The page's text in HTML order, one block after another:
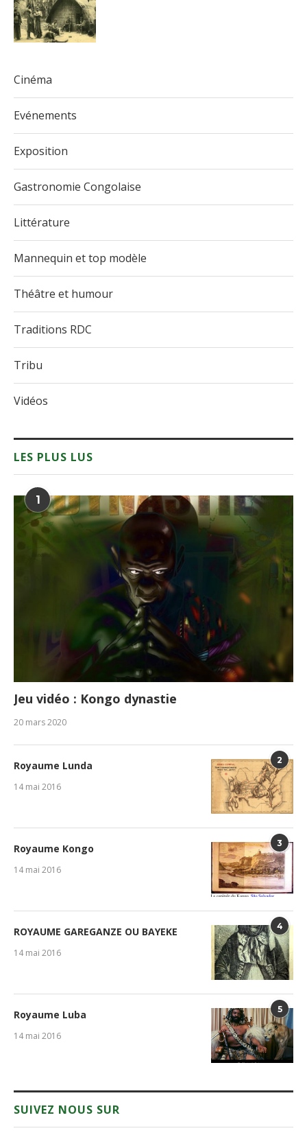
Cinéma
Evénements
Exposition
Gastronomie Congolaise
Littérature
Mannequin et top modèle
Théâtre et humour
Traditions RDC
Tribu
Vidéos
LES PLUS LUS
1
Jeu vidéo : Kongo dynastie
20 mars 2020
2
Royaume Lunda
14 mai 2016
3
Royaume Kongo
14 mai 2016
4
ROYAUME GAREGANZE OU BAYEKE
14 mai 2016
5
Royaume Luba
14 mai 2016
SUIVEZ NOUS SUR